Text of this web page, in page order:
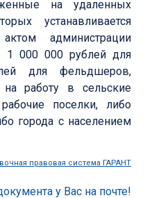
на удаленных
устанавливается
администрации
1 000 000 рублей для
для фельдшеров,
работу в сельские
поселки, либо
города с населением
правовая система ГАРАНТ